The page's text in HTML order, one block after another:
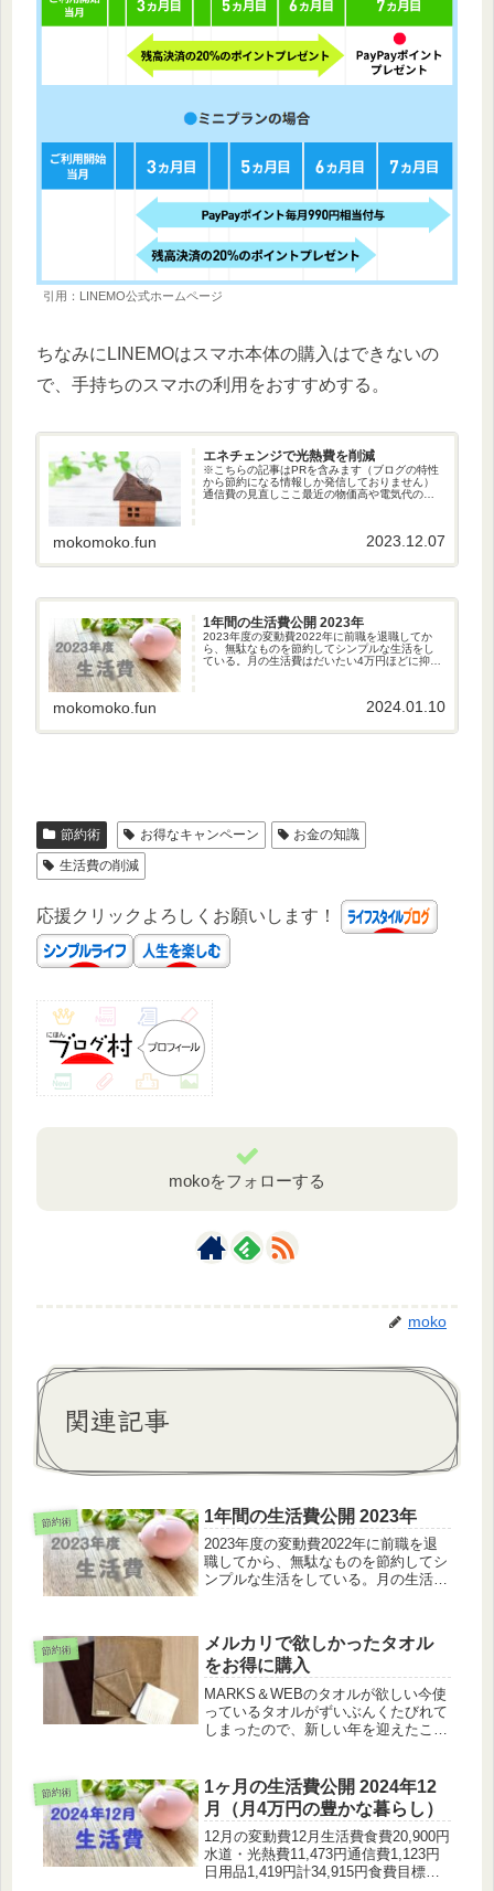
引用：LINEMO公式ホームページ
ちなみにLINEMOはスマホ本体の購入はできないの
で、手持ちのスマホの利用をおすすめする。
エネチェンジで光熱費を削減
※こちらの記事はPRを含みます（ブログの特性
から節約になる情報しか発信しておりません）
通信費の見直しここ最近の物価高や電気代の高
mokomoko.fun 2023.12.07
1年間の生活費公開 2023年
2023年度の変動費2022年に前職を退職してか
ら、無駄なものを節約してシンプルな生活をし
ている。月の生活費はだいたい4万円ほどに抑え
mokomoko.fun 2024.01.10
節約術 お得なキャンペーン
お金の知識
生活費の削減
応援クリックよろしくお願いします！
mokoをフォローする
moko
関連記事
節約術 1年間の生活費公開 2023年
2023年度の変動費2022年に前職を退
職してから、無駄なものを節約してシ
ンプルな生活をしている。月の生活費
いものもあるので、一年通算でどうだ
ったか振り返りたいと思う。20...
節約術
メルカリで欲しかったタオル
をお得に購入
MARKS＆WEBのタオルが欲しい今使
っているタオルがずいぶんくたびれて
しまったので、新しい年を迎えたこと
があり、現在うちで使っているタオル
類は、MARKS＆WEBで統一し...
節約術
1ヶ月の生活費公開 2024年12
月（月4万円の豊かな暮らし）
12月の変動費12月生活費食費20,900円
水道・光熱費11,473円通信費1,123円
日用品1,419円計34,915円食費目標